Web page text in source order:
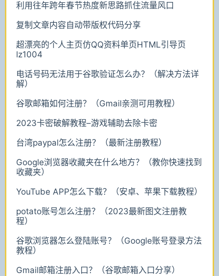
利用往年跨年春节热度新思路抓住流量风口
复制文章内容自动带版权代码分享
超漂亮的个人主页仿QQ资料单页HTML引导页
lz1004
电话号码无法用于谷歌验证怎么办？（解决方法详
解）
谷歌邮箱如何注册？（Gmail亲测可用教程）
2023卡密破解教程–游戏辅助去除卡密
台湾paypal怎么注册？（最新注册教程）
Google浏览器收藏夹在什么地方？（教你快速找到
收藏夹）
YouTube APP怎么下载？（安卓、苹果下载教程）
potato账号怎么注册？（2023最新图文注册教
程）
谷歌浏览器怎么登陆账号？（Google账号登录方法
教程）
Gmail邮箱注册入口？（谷歌邮箱入口分享）